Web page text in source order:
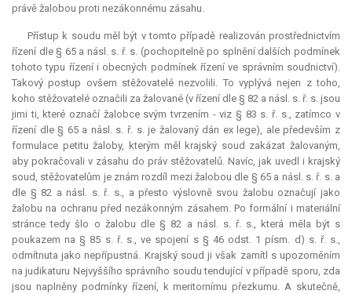
právě žalobou proti nezákonnému zásahu.
Přístup k soudu měl být v tomto případě realizován prostřednictvím
řízení dle § 65 a násl. s. ř. s. (pochopitelně po splnění dalších podmínek
tohoto typu řízení i obecných podmínek řízení ve správním soudnictví).
Takový postup ovšem stěžovatelé nezvolili. To vyplývá nejen z toho,
koho stěžovatelé označili za žalované (v řízení dle § 82 a násl. s. ř. s. jsou
jimi ti, které označí žalobce svým tvrzením - viz § 83 s. ř. s., zatímco v
řízení dle § 65 a násl. s. ř. s. je žalovaný dán ex lege), ale především z
formulace petitu žaloby, kterým měl krajský soud zakázat žalovaným,
aby pokračovali v zásahu do práv stěžovatelů. Navíc, jak uvedl i krajský
soud, stěžovatelům je znám rozdíl mezi žalobou dle § 65 a násl. s. ř. s. a
dle § 82 a násl. s. ř. s., a přesto výslovně svou žalobu označují jako
žalobu na ochranu před nezákonným zásahem. Po formální i materiální
stránce tedy šlo o žalobu dle § 82 a násl. s. ř. s., která měla být s
poukazem na § 85 s. ř. s., ve spojení s § 46 odst. 1 písm. d) s. ř. s.,
odmítnuta jako nepřípustná. Krajský soud ji však zamítl s upozorněním
na judikaturu Nejvyššího správního soudu tendující v případě sporu, zda
jsou naplněny podmínky řízení, k meritornímu přezkumu. A skutečně,